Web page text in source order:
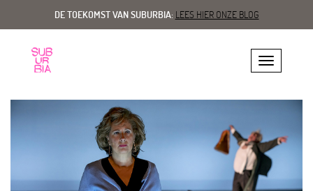
DE TOEKOMST VAN SUBURBIA: LEES HIER ONZE BLOG
Toggle